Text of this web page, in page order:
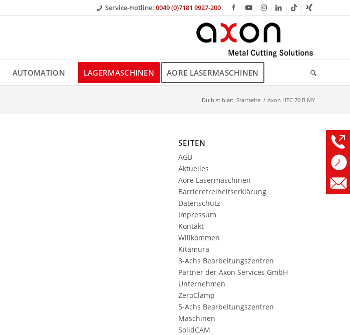
Service-Hotline: 0049 (0)7181 9927-200
AUTOMATION LAGERMASCHINEN AORE LASERMASCHINEN
Du bist hier: Startseite / Axon HTC 70 B MY
SEITEN
AGB
Aktuelles
Aore Lasermaschinen
Barrierefreiheitserklärung
Datenschutz
Impressum
Kontakt
Willkommen
Kitamura
3-Achs Bearbeitungszentren
Partner der Axon Services GmbH
Unternehmen
ZeroClamp
5-Achs Bearbeitungszentren
Maschinen
SolidCAM